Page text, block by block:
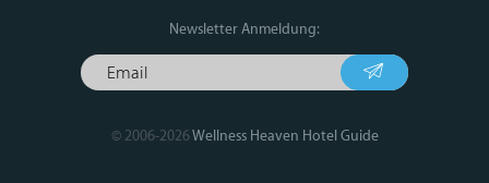
Newsletter Anmeldung:
© 2006-2026Wellness Heaven Hotel Guide